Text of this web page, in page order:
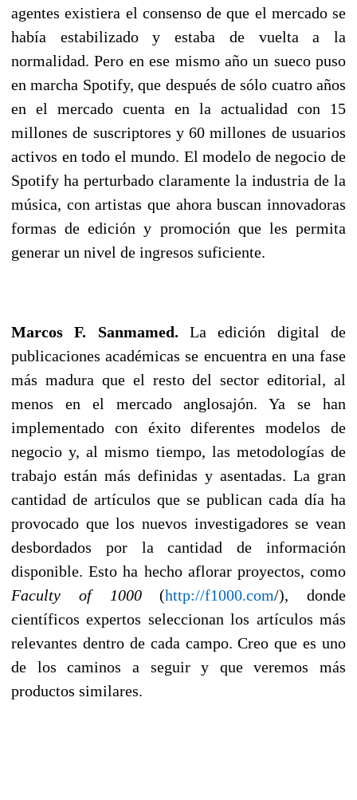
agentes existiera el consenso de que el mercado se
había estabilizado y estaba de vuelta a la
normalidad. Pero en ese mismo año un sueco puso
en marcha Spotify, que después de sólo cuatro años
en el mercado cuenta en la actualidad con 15
millones de suscriptores y 60 millones de usuarios
activos en todo el mundo. El modelo de negocio de
Spotify ha perturbado claramente la industria de la
música, con artistas que ahora buscan innovadoras
formas de edición y promoción que les permita
generar un nivel de ingresos suficiente.
Marcos F. Sanmamed. La edición digital de
publicaciones académicas se encuentra en una fase
más madura que el resto del sector editorial, al
menos en el mercado anglosajón. Ya se han
implementado con éxito diferentes modelos de
negocio y, al mismo tiempo, las metodologías de
trabajo están más definidas y asentadas. La gran
cantidad de artículos que se publican cada día ha
provocado que los nuevos investigadores se vean
desbordados por la cantidad de información
disponible. Esto ha hecho aflorar proyectos, como
Faculty of 1000(http://f1000.com/), donde
científicos expertos seleccionan los artículos más
relevantes dentro de cada campo. Creo que es uno
de los caminos a seguir y que veremos más
productos similares.